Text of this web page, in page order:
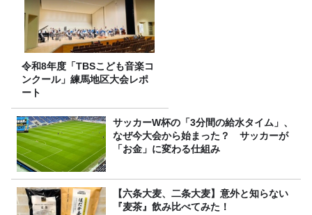
令和8年度「TBSこども音楽コ
ンクール」練馬地区大会レポ
ート
サッカーW杯の「3分間の給水タイム」、
なぜ今大会から始まった？ サッカーが
「お金」に変わる仕組み
【六条大麦、二条大麦】意外と知らない
『麦茶』飲み比べてみた！